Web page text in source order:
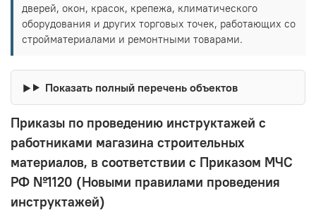
дверей, окон, красок, крепежа, климатического
оборудования и других торговых точек, работающих со
стройматериалами и ремонтными товарами.
Показать полный перечень объектов
Приказы по проведению инструктажей с
работниками магазина строительных
материалов, в соответствии с Приказом МЧС
РФ №1120 (Новыми правилами проведения
инструктажей)